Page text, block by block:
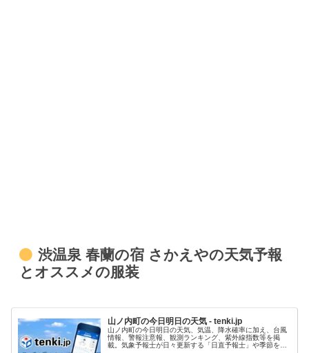
渋温泉 春蘭の宿 さかえやの天気予報
とオススメの服装
山ノ内町の今日明日の天気 - tenki.jp
山ノ内町の今日明日の天気、気温、降水確率に加え、台風
情報、警報注意報、観測ランキング、紫外線指数等を掲
載。気象予報士が日々更新する「日直予報士」や季節を楽